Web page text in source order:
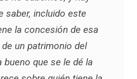
saber, incluido este
la concesión de esa
un patrimonio del
que se le dé la